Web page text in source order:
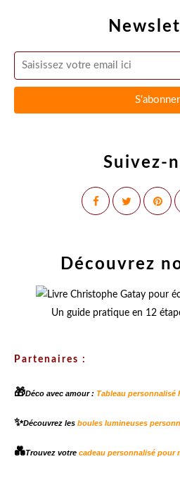
Suivez-
Découvrez
Un guide pratique en 12
Partenaires :
🎁Déco avec amour : Tableau personnalisé
✨Découvrez les boules lumineuses
💑Trouvez votre cadeau personnalisé pour